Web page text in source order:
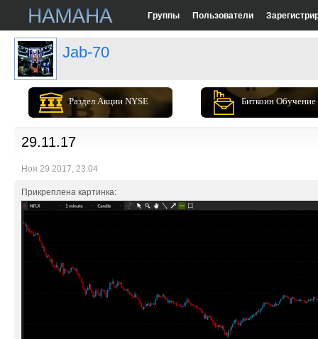
Группы Пользователи
Jab-70
Раздел Акции NYSE Биткоин Обучение
29.11.17
Ноя 29 2017, 23:04
Прикреплена картинка: